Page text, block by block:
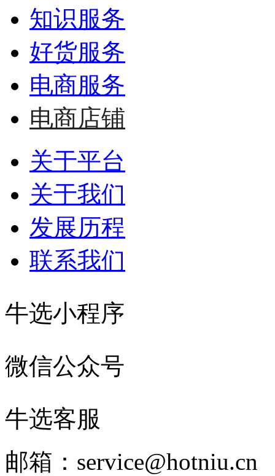
知识服务
好货服务
电商服务
电商店铺
关于平台
关于我们
发展历程
联系我们
牛选小程序
微信公众号
牛选客服
邮箱：service@hotniu.cn